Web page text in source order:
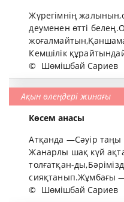
Жүрегімнің
деуменен өтті
Кемшілік
© Шөмішбай Сариев
Ақын өлеңдері жинағы
Көсем анасы
Атқанда —Сәуір
Жанарлы шақ күй
толғатқан-
сияқтанып.Жұмбағы
© Шөмішбай Сариев